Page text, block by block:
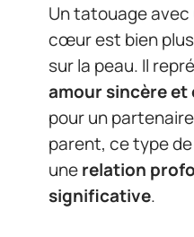
Un tatouage
cœur est bien plus
sur la peau. Il
amour sincère et
pour un
parent, ce type
unerelation
significative.